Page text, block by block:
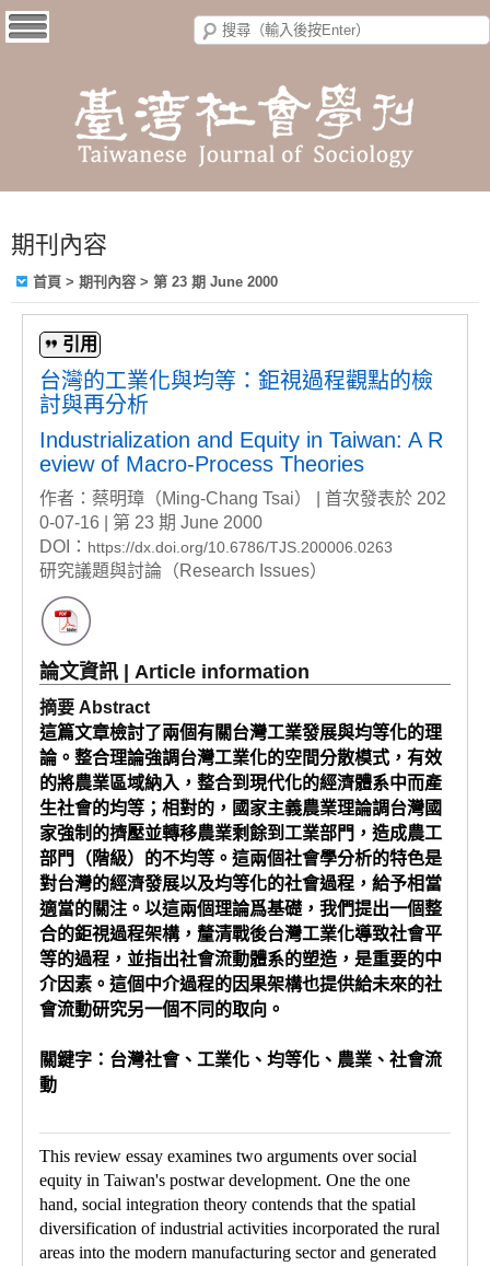
期刊內容
首頁 > 期刊內容 > 第 23 期 June 2000
引用
台灣的工業化與均等：鉅視過程觀點的檢
討與再分析
Industrialization and Equity in Taiwan: A R
eview of Macro-Process Theories
作者：蔡明璋（Ming-Chang Tsai） | 首次發表於 202
0-07-16 | 第 23 期 June 2000
DOI： https://dx.doi.org/10.6786/TJS.200006.0263
研究議題與討論（Research Issues）
論文資訊 | Article information
摘要 Abstract
這篇文章檢討了兩個有關台灣工業發展與均等化的理
論。整合理論強調台灣工業化的空間分散模式，有效
的將農業區域納入，整合到現代化的經濟體系中而產
生社會的均等；相對的，國家主義農業理論調台灣國
家強制的擠壓並轉移農業剩餘到工業部門，造成農工
部門（階級）的不均等。這兩個社會學分析的特色是
對台灣的經濟發展以及均等化的社會過程，給予相當
適當的關注。以這兩個理論爲基礎，我們提出一個整
合的鉅視過程架構，釐清戰後台灣工業化導致社會平
等的過程，並指出社會流動體系的塑造，是重要的中
介因素。這個中介過程的因果架構也提供給未來的社
會流動研究另一個不同的取向。
關鍵字：台灣社會、工業化、均等化、農業、社會流
動
This review essay examines two arguments over social
equity in Taiwan's postwar development. One the one
hand, social integration theory contends that the spatial
diversification of industrial activities incorporated the rural
areas into the modern manufacturing sector and generated